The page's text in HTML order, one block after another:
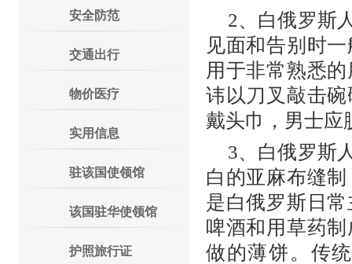
安全防范
交通出行
物价医疗
实用信息
驻该国使领馆
该国驻华使领馆
护照旅行证
2、白俄罗斯
见面和告别时
用于非常熟悉
讳以刀叉敲击
戴头巾，男士应
3、白俄罗斯
白的亚麻布缝
是白俄罗斯日
啤酒和用草药
做的薄饼。传